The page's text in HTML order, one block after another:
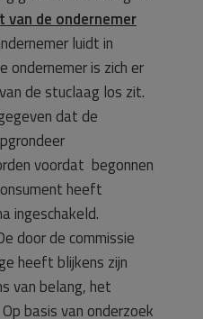
van de ondernemer
luidt in
is zich er
de stuclaag los zit.
dat de
voordat begonnen
heeft
ingeschakeld.
door de commissie
heeft blijkens zijn
van belang, het
basis van onderzoek